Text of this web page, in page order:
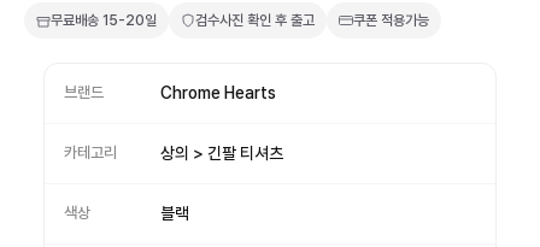
무료배송 15-20일 검수사진 확인 후 출고 쿠폰 적용가능
브랜드 Chrome Hearts
카테고리 상의 > 긴팔 티셔츠
색상 블랙